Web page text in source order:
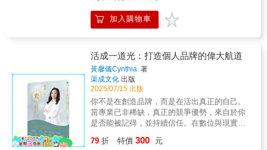
銷售計畫，並避免常見錯誤。無論是創作者、
顧問、教練、中小企業主，或行銷人員，本書
都是一本轉型為穩定收入模式的實用指南。有
專家、雷蒙三十創辦人（依姓名筆畫排序）
「在這個瞬息萬變的世界裡，史都．麥克拉倫
倡導會員計畫的轉化力量，引領社群經營與事
業成長的方向。他致力於幫助創業者分享專
業、創造影響力，並建立可持續、無後顧之憂
的商業模式。強力推薦！」——蓋比．伯恩斯
坦（Gabby Bernstein），紐約時報暢銷榜冠軍
《宇宙挺你》（The Universe Has Your
Back）作者「我親眼見證史都幫助無數創業者
如定期會回購的顧客等。並從中尋找顧客們的
共鳴之處，藉此發掘產品之於顧客的價值。俗
話說：「給人魚吃，不如教他釣魚」，本書就
行銷這片汪洋，迎接屬於你的豐收。
出市場行銷絕不僅是廣告、推銷或活動執行，
而是一種「以客戶為中心」的企業經營哲學。
實例說明市場行銷如何成為企業長期成功的關
鍵驅動力。▎行銷策略的核心地位本書明確指
出，真正有效的市場行銷策略不是短期促銷手
法，而是整合企業資源、聚焦客戶需求的價值
戰略。書中透過STP（市場區隔、目標市場、
定位）與5P（產品、價格、通路、推廣、客戶
關係）框架，幫助企業制定與執行具備全局視
野的策略。同時也提醒企業應避免「以我為中
心」的偽策略，強調以客戶價值為根本出發
加入購物車
活成一道光：打造個人品牌的偉大航道
黃馨儀Cynthia 著
渠成文化 出版
2025/07/15 出版
你不是在創造品牌，而是在活出真正的自己。
當專業已非稀缺，真正的競爭優勢，來自於你
是否能被記得，並持續信任。在數位與現實交
一門整合專業底蘊、價值輸出與長期影響力的
79 折 特價 300 元